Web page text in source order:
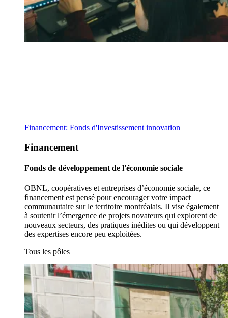
Financement: Fonds d'Investissement innovation
Financement
Fonds de développement de l'économie sociale
OBNL, coopératives et entreprises d’économie sociale, ce
financement est pensé pour encourager votre impact
communautaire sur le territoire montréalais. Il vise également
à soutenir l’émergence de projets novateurs qui explorent de
nouveaux secteurs, des pratiques inédites ou qui développent
des expertises encore peu exploitées.
Tous les pôles